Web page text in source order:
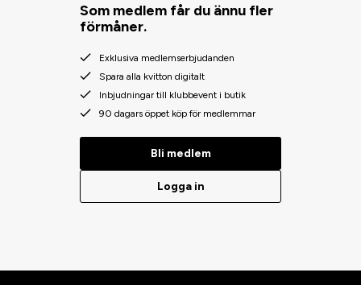
Som medlem får du ännu fler
förmåner.
Exklusiva medlemserbjudanden
Spara alla kvitton digitalt
Inbjudningar till klubbevent i butik
90 dagars öppet köp för medlemmar
Bli medlem
Logga in